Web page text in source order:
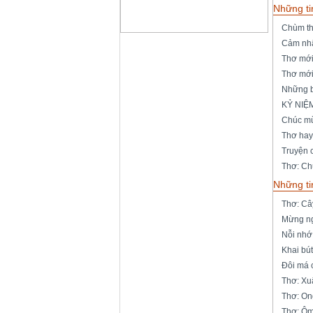
Những
Chùm
Cảm
Thơ
Thơ
Những
KỶ
Chúc
Thơ
Truyện
Thơ:
Những
Thơ:
Mừng
Nỗi nhớ
Khai bút
Đôi má
Thơ:
Thơ: